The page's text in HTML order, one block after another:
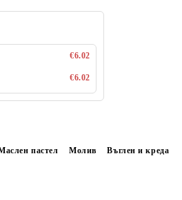
€6.02
€6.02
пастел Молив
Въглен и креда